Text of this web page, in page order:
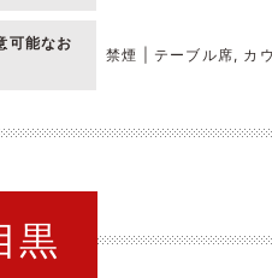
可能なお
禁煙 | テーブル席, カ
黒